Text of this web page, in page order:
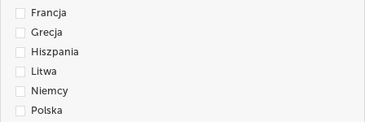
Francja
Grecja
Hiszpania
Litwa
Niemcy
Polska